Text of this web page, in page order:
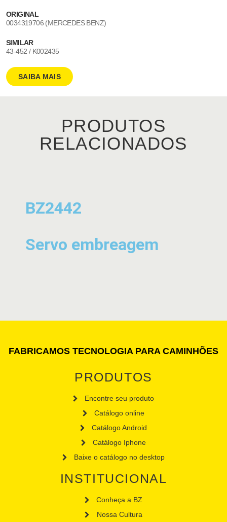
ORIGINAL
0034319706 (MERCEDES BENZ)
SIMILAR
43-452 / K002435
SAIBA MAIS
PRODUTOS
RELACIONADOS
BZ2442
Servo embreagem
FABRICAMOS TECNOLOGIA PARA CAMINHÕES
PRODUTOS
Encontre seu produto
Catálogo online
Catálogo Android
Catálogo Iphone
Baixe o catálogo no desktop
INSTITUCIONAL
Conheça a BZ
Nossa Cultura